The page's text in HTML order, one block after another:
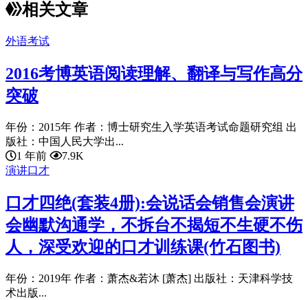
相关文章
外语考试
2016考博英语阅读理解、翻译与写作高分
突破
年份：2015年 作者：博士研究生入学英语考试命题研究组 出
版社：中国人民大学出...
1 年前
7.9K
演讲口才
口才四绝(套装4册):会说话会销售会演讲
会幽默沟通学，不拆台不揭短不生硬不伤
人，深受欢迎的口才训练课(竹石图书)
年份：2019年 作者：萧杰&若沐 [萧杰] 出版社：天津科学技
术出版...